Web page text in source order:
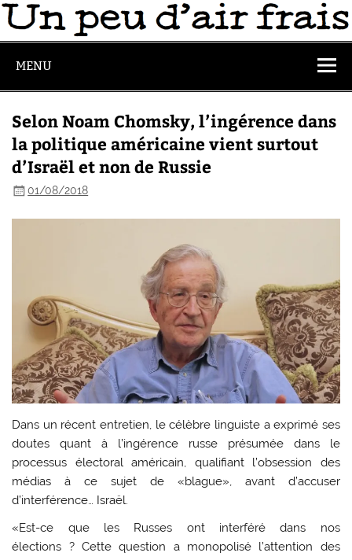
MENU
Selon Noam Chomsky, l’ingérence dans
la politique américaine vient surtout
d’Israël et non de Russie
01/08/2018
Dans un récent entretien, le célèbre linguiste a exprimé ses
doutes quant à l’ingérence russe présumée dans le
processus électoral américain, qualifiant l’obsession des
médias à ce sujet de «blague», avant d’accuser
d’interférence… Israël.
«Est-ce que les Russes ont interféré dans nos
élections ? Cette question a monopolisé l’attention des